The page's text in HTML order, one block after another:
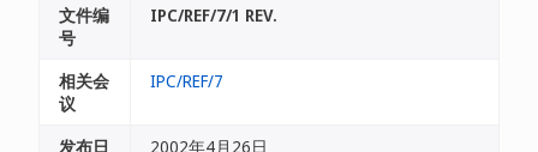
文件编
号
IPC/REF/7/1 REV.
相关会
议
IPC/REF/7
发布日
2002年4月26日